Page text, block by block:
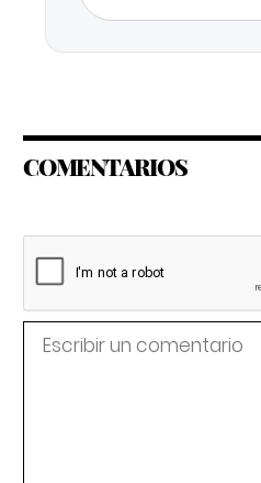
COMENTARIOS